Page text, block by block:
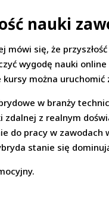
nauki
mówi się, że
wygodę nauki
kursy można
w branży
zdalnej z realnym
do pracy w
stanie się